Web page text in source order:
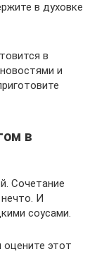
в духовке
в
и
в
Сочетание
И
соусами.
оцените этот